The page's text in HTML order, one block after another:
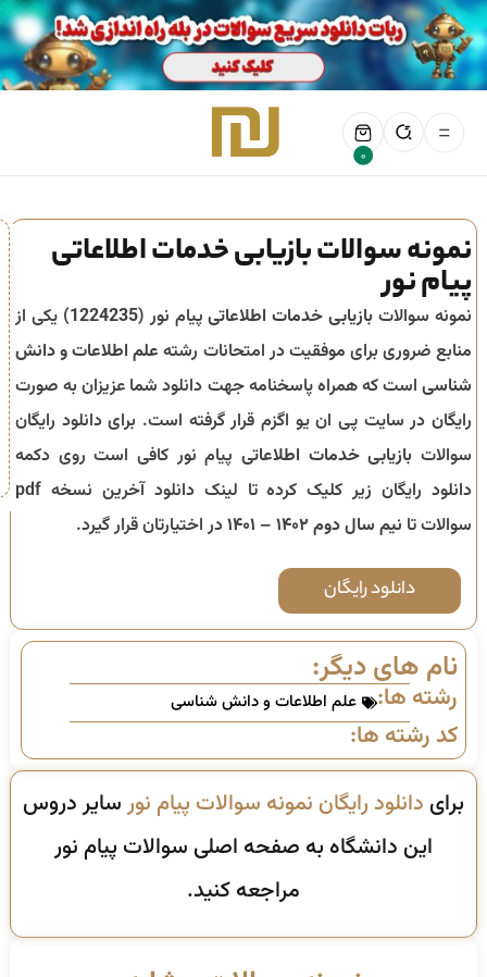
0
نمونه سوالات بازیابی خدمات اطلاعاتی
پیام نور
نمونه سوالات بازیابی خدمات اطلاعاتیپیام نور (1224235) یکی از
منابع ضروری برای موفقیت در امتحانات رشته علم اطلاعات و دانش
شناسی است که همراه پاسخنامه جهت دانلود شما عزیزان به صورت
رایگان در سایت پی ان یو اگزم قرار گرفته است. برای دانلود رایگان
سوالات بازیابی خدمات اطلاعاتی پیام نور کافی است روی دکمه
دانلود رایگان زیر کلیک کرده تا لینک دانلود آخرین نسخه pdf
سوالات تا نیم سال دوم ۱۴۰۲ – ۱۴۰۱ در اختیارتان قرار گیرد.
دانلود رایگان
نام های دیگر:
رشته ها: علم اطلاعات و دانش شناسی
کد رشته ها:
برای دانلود رایگان نمونه سوالات پیام نورسایر دروس
این دانشگاه به صفحه اصلی سوالات پیام نور
مراجعه کنید.